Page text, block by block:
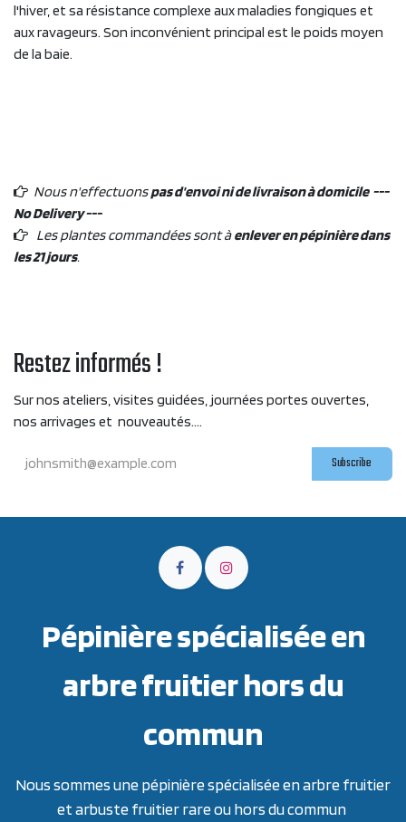
l'hiver, et sa résistance complexe aux maladies fongiques et
aux ravageurs. Son inconvénient principal est le poids moyen
de la baie.
Nous n'effectuonspas d'envoi ni de livraison à domicile ---
No Delivery ---
Les plantes commandées sont àenlever en pépinière dans
les 21 jours.
Restez informés !
Sur nos ateliers, visites guidées, journées portes ouvertes,
nos arrivages et nouveautés....
Subscribe
Pépinière spécialisée en
arbre fruitier hors du
commun
Nous sommes une pépinière spécialisée en arbre fruitier
et arbuste fruitier rare ou hors du commun